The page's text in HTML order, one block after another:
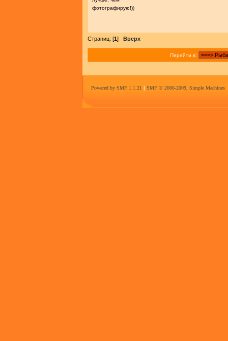
фотографирую!))
Страниц: [1] Вверх
Перейти в:
Powered by SMF 1.1.21 | SMF © 2006-2009, Simple Machines